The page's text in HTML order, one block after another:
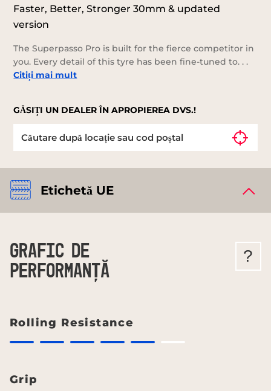
Faster, Better, Stronger 30mm & updated
version
The Superpasso Pro is built for the fierce competitor in
you. Every detail of this tyre has been fine-tuned to. . .
Citiți mai mult
GĂSIȚI UN DEALER ÎN APROPIEREA DVS.!
Etichetă UE
GRAFIC DE
PERFORMANȚĂ
?
Rolling Resistance
Grip